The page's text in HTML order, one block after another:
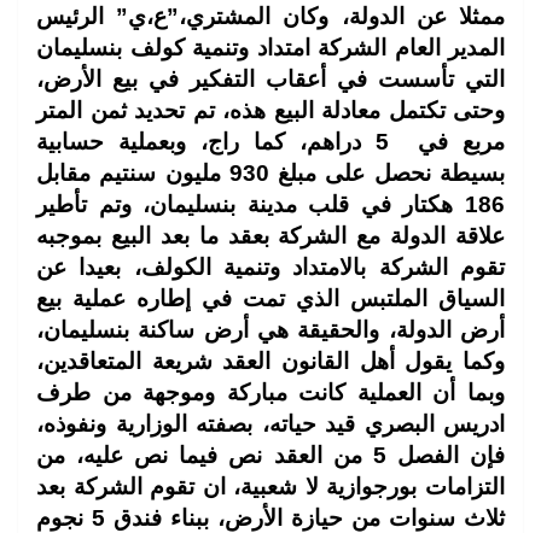
ممثلا عن الدولة، وكان المشتري،”ع،ي” الرئيس
المدير العام الشركة امتداد وتنمية كولف بنسليمان
التي تأسست في أعقاب التفكير في بيع الأرض،
وحتى تكتمل معادلة البيع هذه، تم تحديد ثمن المتر
مربع في
5 دراهم، كما راج، وبعملية حسابية
بسيطة نحصل على مبلغ 930 مليون سنتيم مقابل
186 هكتار في قلب مدينة بنسليمان، وتم تأطير
علاقة الدولة مع الشركة بعقد ما بعد البيع بموجبه
تقوم الشركة بالامتداد وتنمية الكولف، بعيدا عن
السياق الملتبس الذي تمت في إطاره عملية بيع
أرض الدولة، والحقيقة هي أرض ساكنة بنسليمان،
وكما يقول أهل القانون العقد شريعة المتعاقدين،
وبما أن العملية كانت مباركة وموجهة من طرف
ادريس البصري قيد حياته، بصفته الوزارية ونفوذه،
فإن الفصل 5 من العقد نص فيما نص عليه، من
التزامات بورجوازية لا شعبية، ان تقوم الشركة بعد
ثلاث سنوات من حيازة الأرض، ببناء فندق 5 نجوم